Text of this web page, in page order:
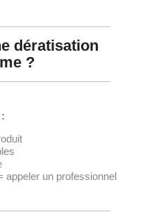
dératisation
?
appeler un professionnel